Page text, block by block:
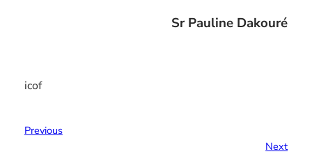
Sr Pauline Dakouré
icof
Previous
Next